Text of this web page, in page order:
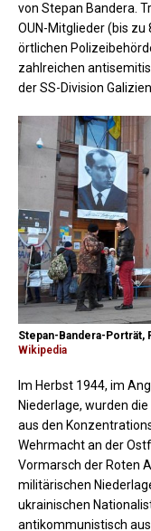
von Stepan Bandera.
OUN-Mitglieder (bis
örtlichen
zahlreichen
der SS-Division
Stepan-Bandera-Porträt,
Wikipedia
Im Herbst 1944, im
Niederlage, wurden
aus den
Wehrmacht an der
Vormarsch der Roten
militärischen
ukrainischen
antikommunistisch